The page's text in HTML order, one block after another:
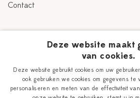
Contact
Verhaal
Onze plateelschilders
Delfts
Deze website maakt
van cookies.
Deze website gebruikt cookies om uw
ook gebruiken we cookies om gegevens
personaliseren en meten van de effectiviteit